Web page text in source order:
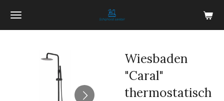
Ga
Wiesbaden
"Caral"
thermostatisch